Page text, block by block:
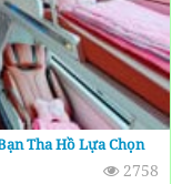
Tha Hồ Lựa Chọn
2758